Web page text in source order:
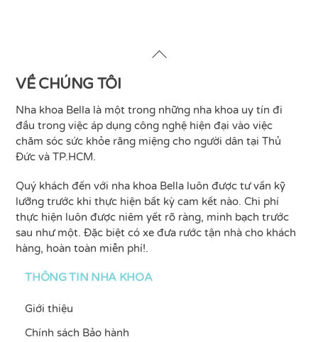
Back
VỀ CHÚNG TÔI
Nha khoa Bella là một trong những nha khoa uy tín đi
đầu trong việc áp dụng công nghệ hiện đại vào việc
chăm sóc sức khỏe răng miệng cho người dân tại Thủ
Đức và TP.HCM.
Quý khách đến với nha khoa Bella luôn được tư vấn kỹ
lưỡng trước khi thực hiện bất kỳ cam kết nào. Chi phí
thực hiện luôn được niêm yết rõ ràng, minh bạch trước
sau như một. Đặc biệt có xe đưa rước tận nhà cho khách
hàng, hoàn toàn miễn phí!.
THÔNG TIN NHA KHOA
Giới thiệu
Chính sách Bảo hành